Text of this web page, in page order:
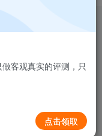
帖子0
排序
客观真实的评测，只
点击领取